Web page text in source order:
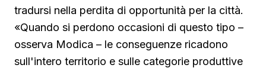
tradursi nella perdita di opportunità per la città.
«Quando si perdono occasioni di questo tipo –
osserva Modica – le conseguenze ricadono
sull'intero territorio e sulle categorie produttive